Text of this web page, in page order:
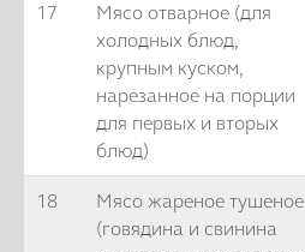
17
Мясо отварное (для
холодных блюд,
крупным куском,
нарезанное на порции
для первых и вторых
блюд)
18
Мясо жареное тушеное
(говядина и свинина